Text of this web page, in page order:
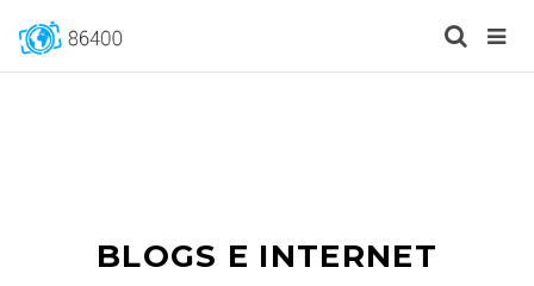
BLOGS E INTERNET